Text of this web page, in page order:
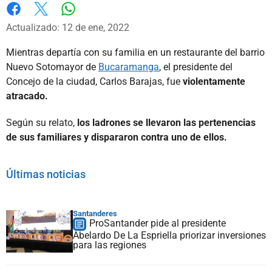
Facebook
X
Actualizado: 12 de ene, 2022
Mientras departía con su familia en un restaurante del barrio
Nuevo Sotomayor de Bucaramanga, el presidente del
Concejo de la ciudad, Carlos Barajas, fue violentamente
atracado.
Según su relato, los ladrones se llevaron las pertenencias
de sus familiares y dispararon contra uno de ellos.
Últimas noticias
Santanderes
ProSantander pide al presidente
Abelardo De La Espriella priorizar inversiones
para las regiones